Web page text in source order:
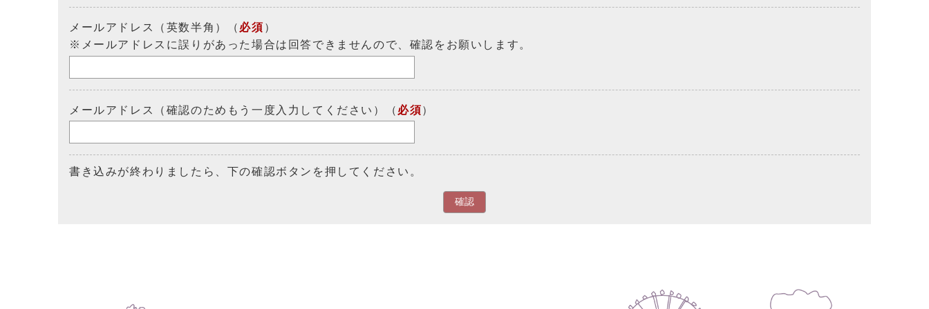
メールアドレス（英数半角）（ 必須 ）
※メールアドレスに誤りがあった場合は回答できませんので、確認をお願いします。
メールアドレス（確認のためもう一度入力してください）（ 必須）
書き込みが終わりましたら、下の確認ボタンを押してください。
確認